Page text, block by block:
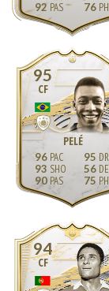
92
76
95
CF
PELÉ
96
93
90
95
56
75
94
CF